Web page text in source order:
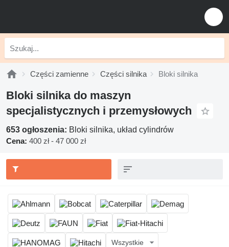
Części zamienne Części silnika Bloki silnika
Bloki silnika do maszyn
specjalistycznych i przemysłowych
653 ogłoszenia: Bloki silnika, układ cylindrów
Cena: 400 zł - 47 000 zł
Wszystkie